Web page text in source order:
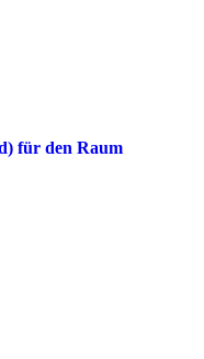
für den Raum